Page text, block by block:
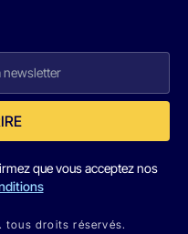
que vous acceptez nos
tous droits réservés.